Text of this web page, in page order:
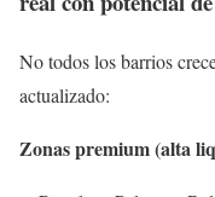
No todos los barrios
actualizado:
Zonas premium (alta